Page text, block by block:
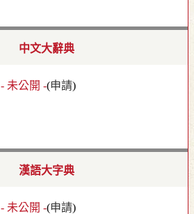
中文大辭典
- 未公開 -(申請)
漢語大字典
- 未公開 -(申請)